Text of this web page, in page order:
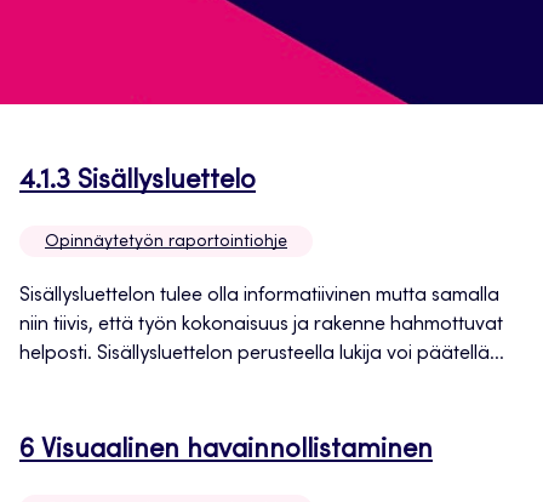
4.1.3 SisällysluetteloAvautuu
välilehteen
Opinnäytetyön raportointiohje
Sisällysluettelon tulee olla informatiivinen mutta samalla
niin tiivis, että työn kokonaisuus ja rakenne hahmottuvat
helposti. Sisällysluettelon perusteella lukija voi päätellä...
6 Visuaalinen havainnollistaminen